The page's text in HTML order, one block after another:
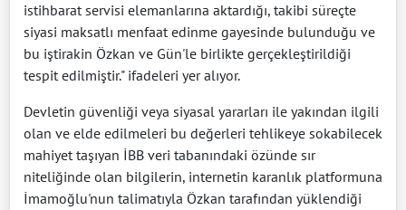
istihbarat servisi elemanlarına aktardığı, takibi süreçte
siyasi maksatlı menfaat edinme gayesinde bulunduğu ve
bu iştirakin Özkan ve Gün'le birlikte gerçekleştirildiği
tespit edilmiştir." ifadeleri yer alıyor.
Devletin güvenliği veya siyasal yararları ile yakından ilgili
olan ve elde edilmeleri bu değerleri tehlikeye sokabilecek
mahiyet taşıyan İBB veri tabanındaki özünde sır
niteliğinde olan bilgilerin, internetin karanlık platformuna
İmamoğlu'nun talimatıyla Özkan tarafından yüklendiği